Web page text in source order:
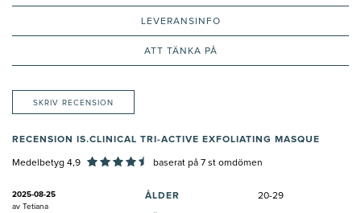
LEVERANSINFO
ATT TÄNKA PÅ
SKRIV RECENSION
RECENSION IS.CLINICAL TRI-ACTIVE EXFOLIATING MASQUE
Medelbetyg 4,9 baserat på 7 st omdömen
2025-08-25
av Tetiana
ÅLDER 20-29